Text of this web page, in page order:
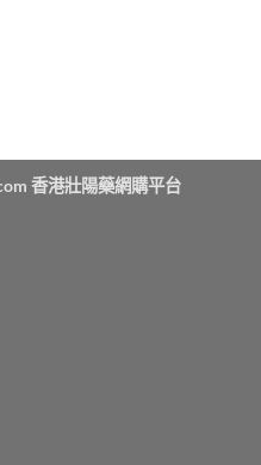
香港壯陽藥網購平台